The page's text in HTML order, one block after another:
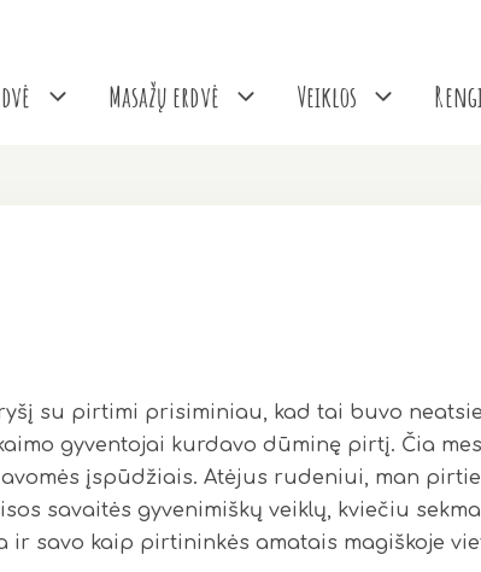
Masažų erdvė Veiklos
su pirtimi prisiminiau, kad tai buvo
gyventojai kurdavo dūminę pirtį. Čia mes
įspūdžiais. Atėjus rudeniui, man
savaitės gyvenimiškų veiklų, kviečiu
savo kaip pirtininkės amatais magiškoje